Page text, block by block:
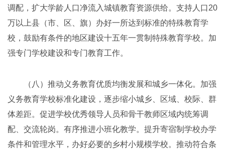
调配，扩大学龄人口净流入城镇教育资源供给。支持人口20
万以上县（市、区、旗）办好一所达到标准的特殊教育学
校，鼓励有条件的地区建设十五年一贯制特殊教育学校。加
强专门学校建设和专门教育工作。
（八）推动义务教育优质均衡发展和城乡一体化。加强
义务教育学校标准化建设，逐步缩小城乡、区域、校际、群
体差距。促进学校优秀领导人员和骨干教师区域内统筹调
配、交流轮岗。有序推进小班化教学。提升寄宿制学校办学
条件和管理水平，办好必要的乡村小规模学校。推动符合条